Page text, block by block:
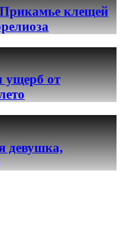
Прикамье клещей
ущерб от
девушка,